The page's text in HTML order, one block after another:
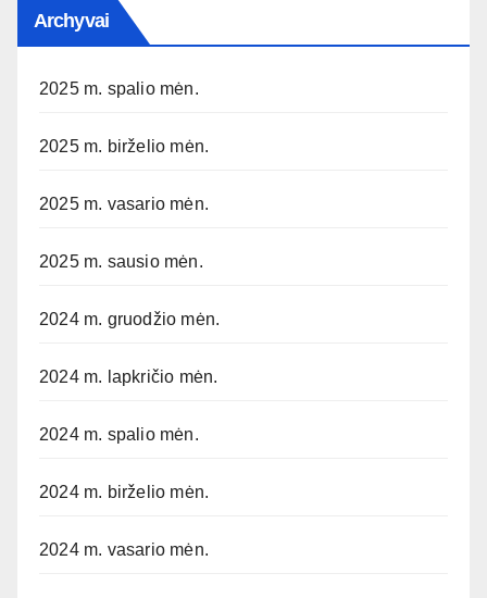
Archyvai
2025 m. spalio mėn.
2025 m. birželio mėn.
2025 m. vasario mėn.
2025 m. sausio mėn.
2024 m. gruodžio mėn.
2024 m. lapkričio mėn.
2024 m. spalio mėn.
2024 m. birželio mėn.
2024 m. vasario mėn.